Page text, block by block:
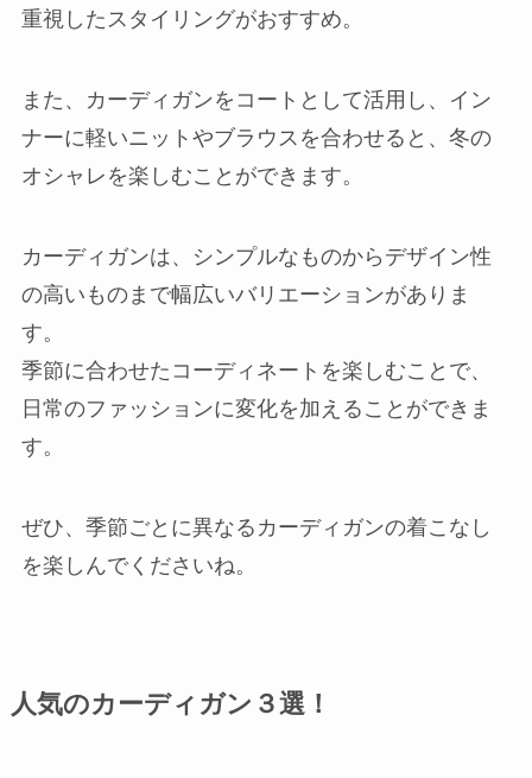
重視したスタイリングがおすすめ。
また、カーディガンをコートとして活用し、イン
ナーに軽いニットやブラウスを合わせると、冬の
オシャレを楽しむことができます。
カーディガンは、シンプルなものからデザイン性
の高いものまで幅広いバリエーションがありま
す。
季節に合わせたコーディネートを楽しむことで、
日常のファッションに変化を加えることができま
す。
ぜひ、季節ごとに異なるカーディガンの着こなし
を楽しんでくださいね。
人気のカーディガン３選！